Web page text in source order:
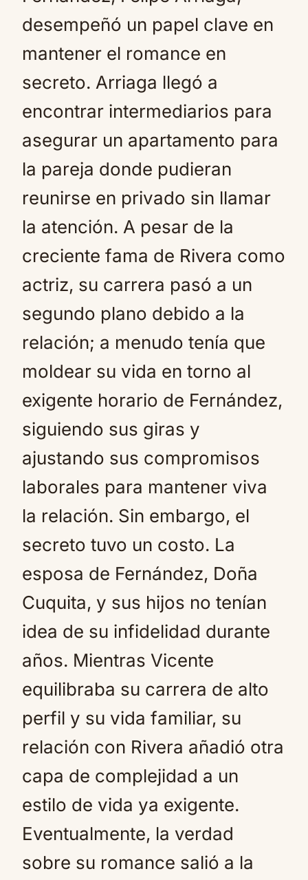
desempeñó un papel clave en
mantener el romance en
secreto. Arriaga llegó a
encontrar intermediarios para
asegurar un apartamento para
la pareja donde pudieran
reunirse en privado sin llamar
la atención. A pesar de la
creciente fama de Rivera como
actriz, su carrera pasó a un
segundo plano debido a la
relación; a menudo tenía que
moldear su vida en torno al
exigente horario de Fernández,
siguiendo sus giras y
ajustando sus compromisos
laborales para mantener viva
la relación. Sin embargo, el
secreto tuvo un costo. La
esposa de Fernández, Doña
Cuquita, y sus hijos no tenían
idea de su infidelidad durante
años. Mientras Vicente
equilibraba su carrera de alto
perfil y su vida familiar, su
relación con Rivera añadió otra
capa de complejidad a un
estilo de vida ya exigente.
Eventualmente, la verdad
sobre su romance salió a la